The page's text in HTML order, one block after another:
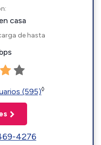
casa
de hasta
(595)◊
4276